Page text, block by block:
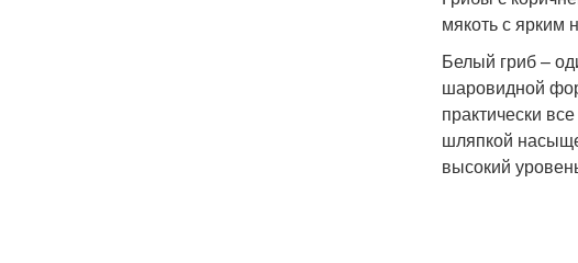
мякоть с
Белый гриб –
шаровидной
практически
шляпкой
высокий